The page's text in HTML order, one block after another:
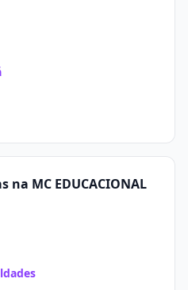
MC EDUCACIONAL